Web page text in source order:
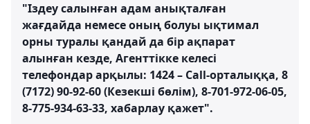
"Іздеу салынған адам анықталған
жағдайда немесе оның болуы ықтимал
орны туралы қандай да бір ақпарат
алынған кезде, Агенттікке келесі
телефондар арқылы: 1424 – Call-орталыққа, 8
(7172) 90-92-60 (Кезекші бөлім), 8-701-972-06-05,
8-775-934-63-33, хабарлау қажет".